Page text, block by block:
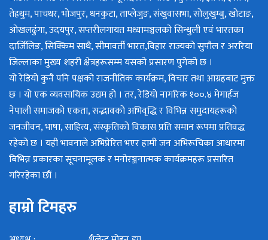
तेह्रथुम, पाचथर, भोजपुर, धनकुटा, ताप्लेजुङ, संखुवासभा, सोलुखुम्बु, खोटाङ,
ओखलढुंगा, उदयपुर, सप्तरीलगायत मध्यामञ्चलको सिन्धुली एवं भारतका
दार्जिलिङ, सिक्किम साथै, सीमावर्ती भारत,विहार राज्यको सुपौल र अररिया
जिल्लाका मुख्य शहरी क्षेत्रहरूसम्म यसको प्रसारण पुगेको छ ।
यो रेडियो कुनै पनि पक्षको राजनीतिक कार्यक्रम, विचार तथा आग्रहबाट मुक्त
छ । यो एक व्यवसायिक उद्यम हो । तर, रेडियो नागरिक १००.४ मेगार्हज
नेपाली समाजको एकता, सद्भावको अभिवृद्धि र विभिन्न समुदायहरूको
जनजीवन, भाषा, साहित्य, संस्कृतिको विकास प्रति समान रूपमा प्रतिवद्ध
रहेको छ । यही भावनाले अभिप्रेरित भएर हामी जन अभिरूचिका आधारमा
बिभिन्न प्रकारका सूचनामूलक र मनोरञ्जनात्मक कार्यक्रमहरू प्रसारित
गरिरहेका छौं ।
हाम्रो टिमहरु